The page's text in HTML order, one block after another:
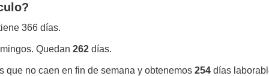
366 días.
Quedan 262 días.
que no caen en fin de semana y obtenemos 254 días